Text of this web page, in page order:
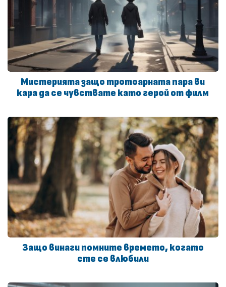
Мистерията защо тротоарната пара ви
кара да се чувствате като герой от филм
Защо винаги помните времето, когато
сте се влюбили